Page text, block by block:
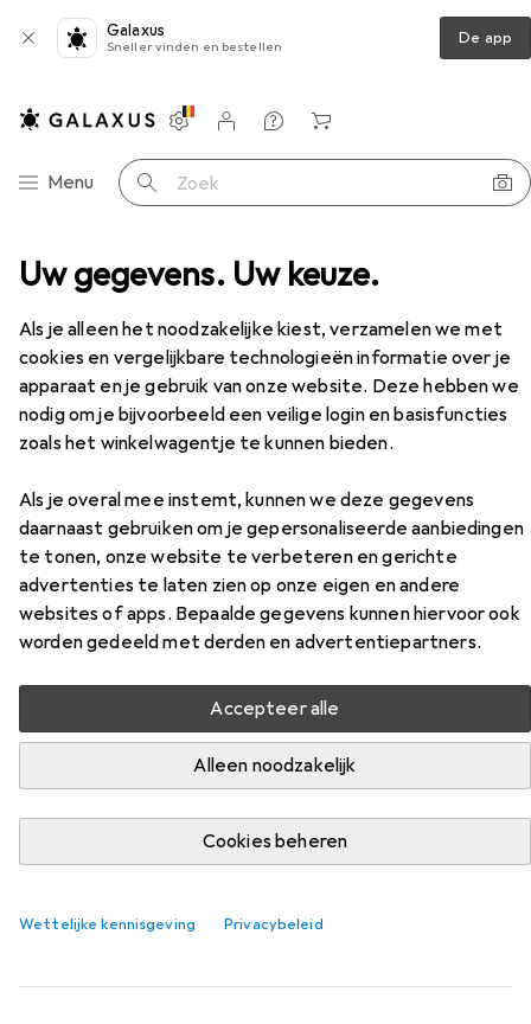
Uw gegevens. Uw keuze.
Als je alleen het noodzakelijke kiest, verzamelen we met
cookies en vergelijkbare technologieën informatie over je
apparaat en je gebruik van onze website. Deze hebben we
nodig om je bijvoorbeeld een veilige login en basisfuncties
zoals het winkelwagentje te kunnen bieden.
Als je overal mee instemt, kunnen we deze gegevens
daarnaast gebruiken om je gepersonaliseerde aanbiedingen
te tonen, onze website te verbeteren en gerichte
advertenties te laten zien op onze eigen en andere
websites of apps. Bepaalde gegevens kunnen hiervoor ook
worden gedeeld met derden en advertentiepartners.
Accepteer alle
Alleen noodzakelijk
Cookies beheren
Wettelijke kennisgeving Privacybeleid
Galaxus
Sneller vinden en bestellen De app
Categorie navigatie
Menu Zoek op
Instellingen
Klantenaccount
Produktvergelijking
Verlanglijstje
Winkelmandje
voor kinderen Carrera Supercross
EUR
42,11
CarreraSupercross
Accessoires voor Carrera
Supercross
Vind bijpassende accessoires voor de Carrera Supercross
uit de categorie Batterijen.
Batterijen
VartaMicro (AAA) batterij Alkali Longlife Power